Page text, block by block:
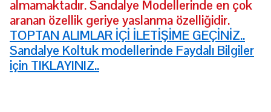
almamaktadır. Sandalye Modellerinde en çok
aranan özellik geriye yaslanma özelliğidir.
TOPTAN ALIMLAR İÇİ İLETİŞİME GEÇİNİZ..
Sandalye Koltuk modellerinde Faydalı Bilgiler
için TIKLAYINIZ..